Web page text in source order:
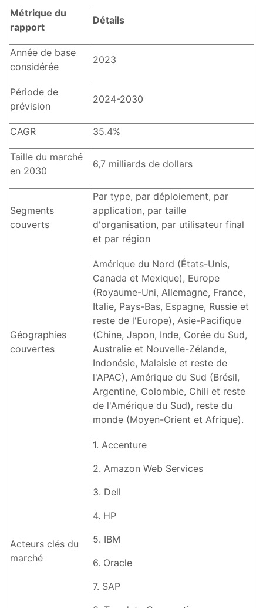
Métrique du
rapport
Détails
Année de base
considérée
2023
Période de
prévision
2024-2030
CAGR 35.4%
Taille du marché
en 2030
6,7 milliards de dollars
Segments
couverts
Par type, par déploiement, par
application, par taille
d'organisation, par utilisateur final
et par région
Géographies
couvertes
Amérique du Nord (États-Unis,
Canada et Mexique), Europe
(Royaume-Uni, Allemagne, France,
Italie, Pays-Bas, Espagne, Russie et
reste de l'Europe), Asie-Pacifique
(Chine, Japon, Inde, Corée du Sud,
Australie et Nouvelle-Zélande,
Indonésie, Malaisie et reste de
l'APAC), Amérique du Sud (Brésil,
Argentine, Colombie, Chili et reste
de l'Amérique du Sud), reste du
monde (Moyen-Orient et Afrique).
Acteurs clés du
marché
1. Accenture
2. Amazon Web Services
3. Dell
4. HP
5. IBM
6. Oracle
7. SAP